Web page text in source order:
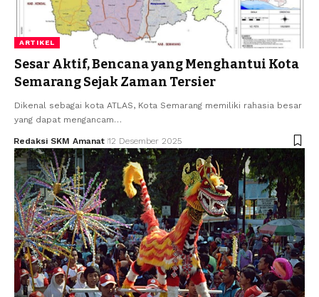
ARTIKEL
Sesar Aktif, Bencana yang Menghantui Kota
Semarang Sejak Zaman Tersier
Dikenal sebagai kota ATLAS, Kota Semarang memiliki rahasia besar
yang dapat mengancam…
Redaksi SKM Amanat 12 Desember 2025